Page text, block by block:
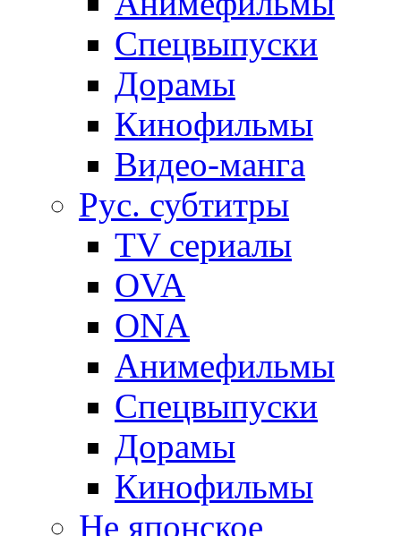
Спецвыпуски
Дорамы
Кинофильмы
Видео-манга
Рус. субтитры
TV сериалы
OVA
ONA
Анимефильмы
Спецвыпуски
Дорамы
Кинофильмы
Не японское